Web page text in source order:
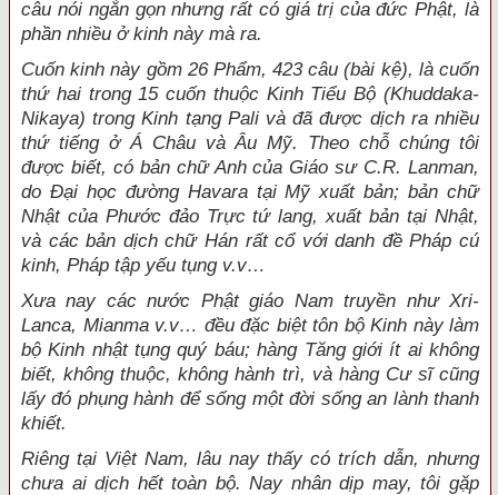
câu nói ngắn gọn nhưng rất có giá trị của đức Phật, là
phần nhiều ở kinh này mà ra.
Cuốn kinh này gồm 26 Phẩm, 423 câu (bài kệ), là cuốn
thứ hai trong 15 cuốn thuộc Kinh Tiểu Bộ (Khuddaka-
Nikaya) trong Kinh tạng Pali và đã được dịch ra nhiều
thứ tiếng ở Á Châu và Âu Mỹ. Theo chỗ chúng tôi
được biết, có bản chữ Anh của Giáo sư C.R. Lanman,
do Đại học đường Havara tại Mỹ xuất bản; bản chữ
Nhật của Phước đảo Trực tứ lang, xuất bản tại Nhật,
và các bản dịch chữ Hán rất cổ với danh đề Pháp cú
kinh, Pháp tập yếu tụng v.v…
Xưa nay các nước Phật giáo Nam truyền như Xri-
Lanca, Mianma v.v… đều đặc biệt tôn bộ Kinh này làm
bộ Kinh nhật tụng quý báu; hàng Tăng giới ít ai không
biết, không thuộc, không hành trì, và hàng Cư sĩ cũng
lấy đó phụng hành để sống một đời sống an lành thanh
khiết.
Riêng tại Việt Nam, lâu nay thấy có trích dẫn, nhưng
chưa ai dịch hết toàn bộ. Nay nhân dịp may, tôi gặp